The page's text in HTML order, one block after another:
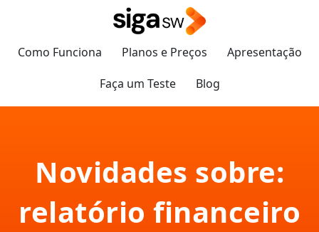
Como Funciona Planos e Preços
Apresentação
Faça um Teste
Blog
Novidades sobre:
relatório financeiro